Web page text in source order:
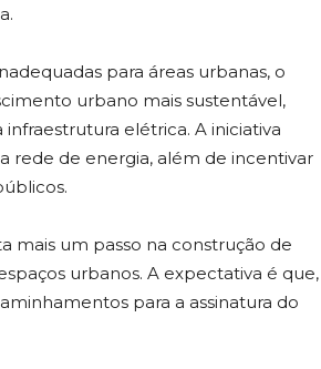
para áreas urbanas, o
urbano mais sustentável,
elétrica. A iniciativa
rede de energia, além de incentivar
mais um passo na construção de
urbanos. A expectativa é que,
para a assinatura do